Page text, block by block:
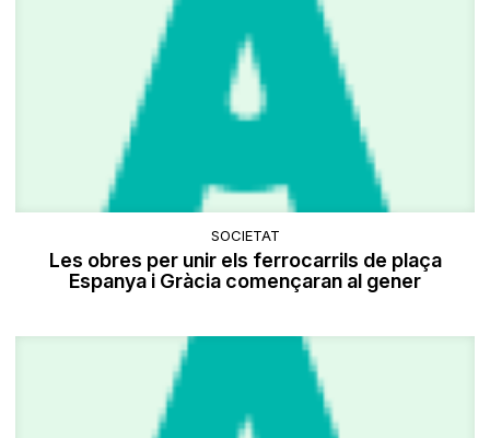
SOCIETAT
Les obres per unir els ferrocarrils de plaça
Espanya i Gràcia començaran al gener